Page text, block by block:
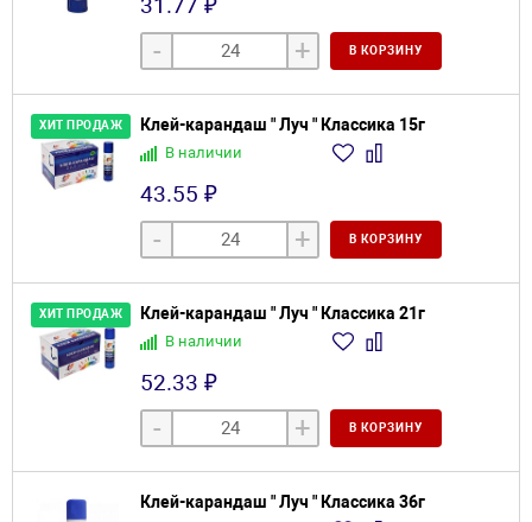
31.77 ₽
- + В КОРЗИНУ
ХИТ ПРОДАЖ Клей-карандаш " Луч " Классика 15г
В наличии
43.55 ₽
- + В КОРЗИНУ
ХИТ ПРОДАЖ Клей-карандаш " Луч " Классика 21г
В наличии
52.33 ₽
- + В КОРЗИНУ
Клей-карандаш " Луч " Классика 36г